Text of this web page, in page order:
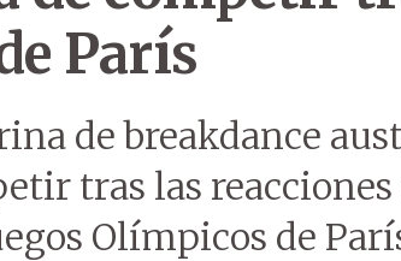
París
de breakdance
tras las
Olímpicos de